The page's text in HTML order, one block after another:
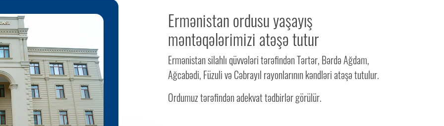
Ermənistan ordusu yaşayış
məntəqələrimizi atəşə tutur
Ermənistan silahlı qüvvələri tərəfindən Tərtər, Bərdə Ağdam,
Ağcabədi, Füzuli və Cəbrayıl rayonlarının kəndləri atəşə tutulur.
Ordumuz tərəfindən adekvat tədbirlər görülür.